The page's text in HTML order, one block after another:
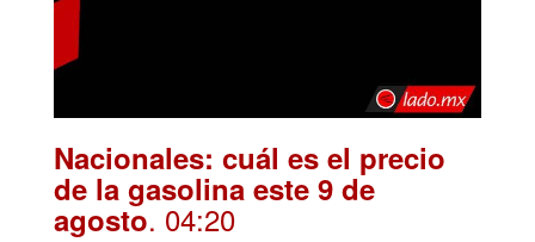
Nacionales: cuál es el precio
de la gasolina este 9 de
agosto. 04:20